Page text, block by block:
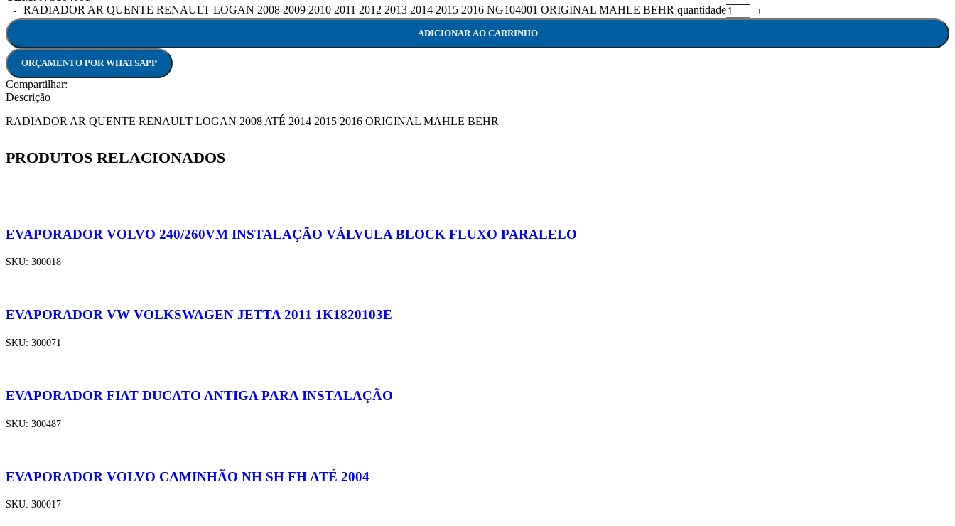
RADIADOR AR QUENTE RENAULT LOGAN 2008 2009 2010 2011 2012 2013 2014 2015 2016 NG104001 ORIGINAL MAHLE BEHR quantidade
ADICIONAR AO CARRINHO
ORÇAMENTO POR WHATSAPP
Compartilhar:
Descrição
RADIADOR AR QUENTE RENAULT LOGAN 2008 ATÉ 2014 2015 2016 ORIGINAL MAHLE BEHR
PRODUTOS RELACIONADOS
EVAPORADOR VOLVO 240/260VM INSTALAÇÃO VÁLVULA BLOCK FLUXO PARALELO
SKU: 300018
EVAPORADOR VW VOLKSWAGEN JETTA 2011 1K1820103E
SKU: 300071
EVAPORADOR FIAT DUCATO ANTIGA PARA INSTALAÇÃO
SKU: 300487
EVAPORADOR VOLVO CAMINHÃO NH SH FH ATÉ 2004
SKU: 300017